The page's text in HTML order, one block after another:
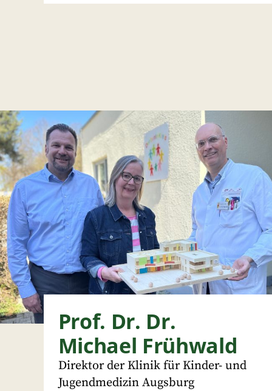
Prof. Dr. Dr.
Michael Frühwald
Direktor der Klinik für Kinder- und
Jugendmedizin Augsburg